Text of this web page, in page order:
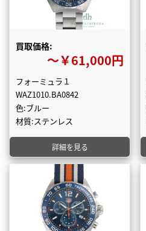
買取価格:
〜￥61,000円
フォーミュラ１
WAZ1010.BA0842
色:ブルー
材質:ステンレス
詳細を見る